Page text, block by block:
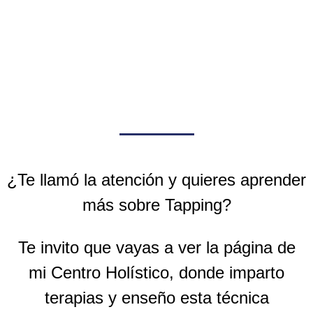
¿Te llamó la atención y quieres aprender
más sobre Tapping?
Te invito que vayas a ver la página de
mi Centro Holístico, donde imparto
terapias y enseño esta técnica